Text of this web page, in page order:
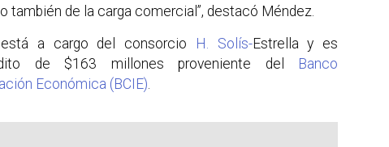
también de la carga comercial”, destacó Méndez.
a cargo del consorcio
H. Solís-Estrella y es
de $163 millones proveniente del
Banco
Económica (BCIE)